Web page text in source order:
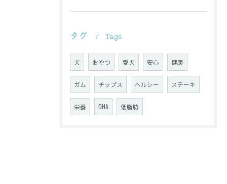
タグ Tags
犬 おやつ 愛犬 安心 健康
ガム チップス ヘルシー ステーキ
栄養 DHA 低脂肪